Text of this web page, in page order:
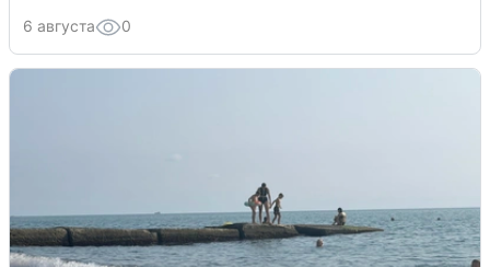
6 августа 0